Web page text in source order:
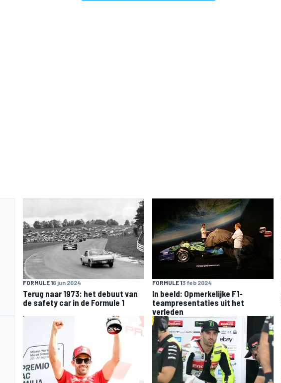
FORMULE 16 jun 2024
Terug naar 1973: het debuut van
de safety car in de Formule 1
FORMULE 13 feb 2024
In beeld: Opmerkelijke F1-
teampresentaties uit het
verleden